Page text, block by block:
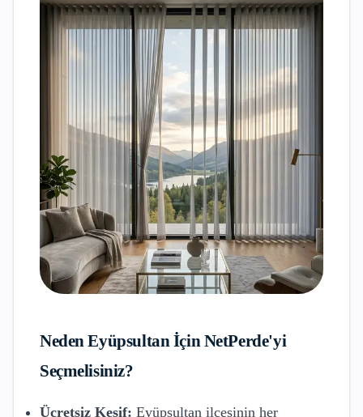
NedenEyüpsultanİçin NetPerde'yi
Seçmelisiniz?
Ücretsiz Keşif: Eyüpsultan ilçesinin her